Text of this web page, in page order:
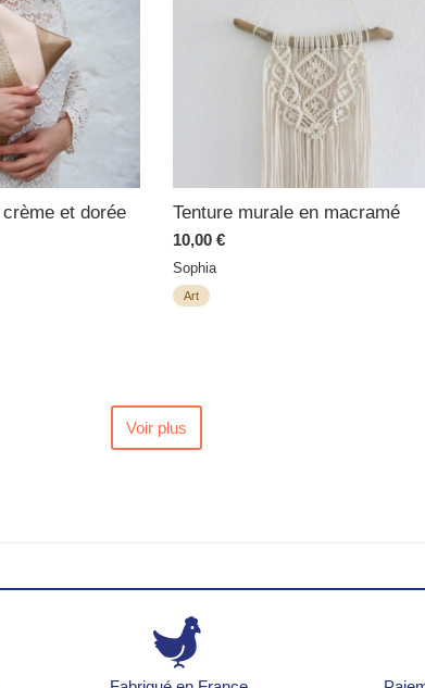
et dorée Tenture murale en macramé
10,00 €
Sophia
Art
Voir plus